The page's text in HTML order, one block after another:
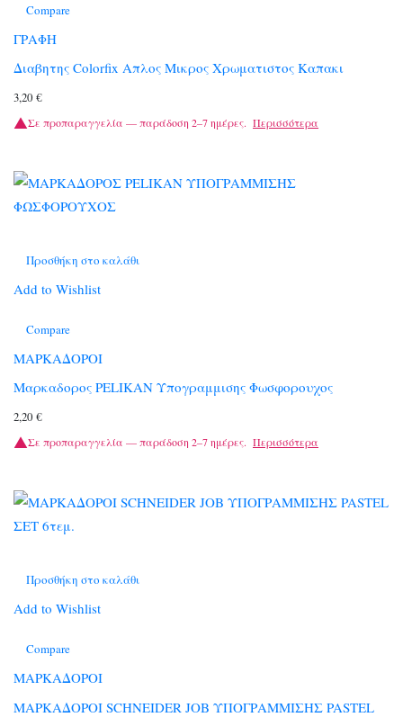
Compare
ΓΡΑΦΗ
Διαβητης Colorfix Απλος Μικρος Χρωματιστος Καπακι
3,20 €
Σε προπαραγγελία — παράδοση 2–7 ημέρες. Περισσότερα
Προσθήκη στο καλάθι
Add to Wishlist
Compare
ΜΑΡΚΑΔΟΡΟΙ
Μαρκαδορος PELIKAN Υπογραμμισης Φωσφορουχος
2,20 €
Σε προπαραγγελία — παράδοση 2–7 ημέρες. Περισσότερα
Προσθήκη στο καλάθι
Add to Wishlist
Compare
ΜΑΡΚΑΔΟΡΟΙ
ΜΑΡΚΑΔΟΡΟΙ SCHNEIDER JOB ΥΠΟΓΡΑΜΜΙΣΗΣ PASTEL